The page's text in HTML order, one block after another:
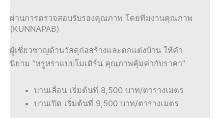
ผ่านการตรวจสอบรับรองคุณภาพ โดยทีมงานคุณภาพ
(KUNNAPAB)
ผู้เชี่ยวชาญด้านวัสดุก่อสร้างและตกแต่งบ้าน ให้คำ
นิยาม “หรูหราแบบโมเดิร์น คุณภาพคุ้มค่ากับราคา”
บานเลื่อน เริ่มต้นที่ 8,500 บาท/ตารางเมตร
บานเปิด เริ่มต้นที่ 9,500 บาท/ตารางเมตร